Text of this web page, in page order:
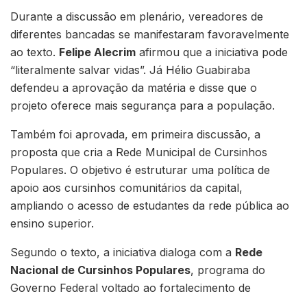
Durante a discussão em plenário, vereadores de
diferentes bancadas se manifestaram favoravelmente
ao texto. Felipe Alecrim afirmou que a iniciativa pode
“literalmente salvar vidas”. Já Hélio Guabiraba
defendeu a aprovação da matéria e disse que o
projeto oferece mais segurança para a população.
Também foi aprovada, em primeira discussão, a
proposta que cria a Rede Municipal de Cursinhos
Populares. O objetivo é estruturar uma política de
apoio aos cursinhos comunitários da capital,
ampliando o acesso de estudantes da rede pública ao
ensino superior.
Segundo o texto, a iniciativa dialoga com a Rede
Nacional de Cursinhos Populares, programa do
Governo Federal voltado ao fortalecimento de